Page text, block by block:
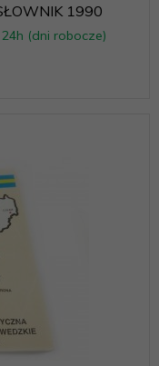
1990
(dni robocze)